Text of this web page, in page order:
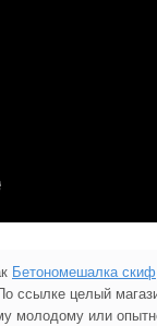
Бетономешалка скиф
ссылке целый
молодому или